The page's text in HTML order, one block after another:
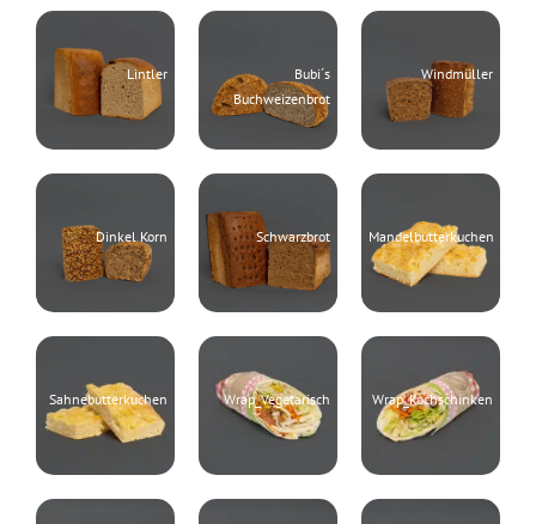
Lintler
Bubi´s
Buchweizenbrot
Windmüller
Dinkel Korn Schwarzbrot Mandelbutterkuchen
Sahnebutterkuchen Wrap_Vegetarisch Wrap_Kochschinken